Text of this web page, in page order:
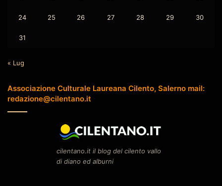
24 25 26 27 28 29 30
31
« Lug
Associazione Culturale Laureana Cilento, Salerno mail:
redazione@cilentano.it
cilentano.it il blog del cilento vallo
di diano ed alburni